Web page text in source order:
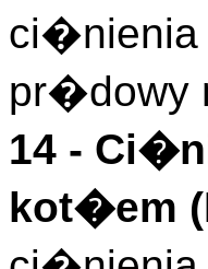
ci�nienia
pr�dowy
14 -
kot�em (